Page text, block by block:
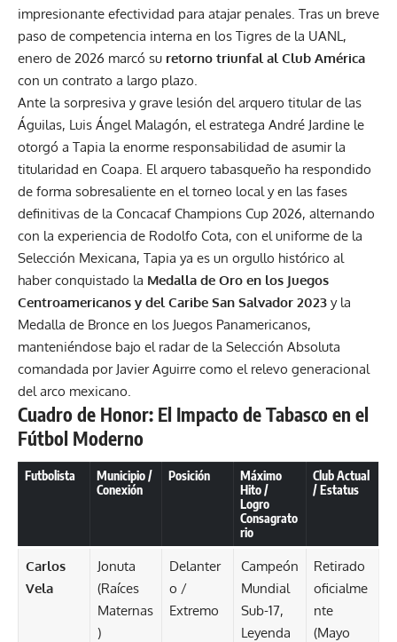
impresionante efectividad para atajar penales. Tras un breve
paso de competencia interna en los Tigres de la UANL,
enero de 2026 marcó su retorno triunfal al Club América
con un contrato a largo plazo.
Ante la sorpresiva y grave lesión del arquero titular de las
Águilas, Luis Ángel Malagón, el estratega André Jardine le
otorgó a Tapia la enorme responsabilidad de asumir la
titularidad en Coapa. El arquero tabasqueño ha respondido
de forma sobresaliente en el torneo local y en las fases
definitivas de la Concacaf Champions Cup 2026, alternando
con la experiencia de Rodolfo Cota, con el uniforme de la
Selección Mexicana, Tapia ya es un orgullo histórico al
haber conquistado la Medalla de Oro en los Juegos
Centroamericanos y del Caribe San Salvador 2023 y la
Medalla de Bronce en los Juegos Panamericanos,
manteniéndose bajo el radar de la Selección Absoluta
comandada por Javier Aguirre como el relevo generacional
del arco mexicano.
Cuadro de Honor: El Impacto de Tabasco en el
Fútbol Moderno
Futbolista
Municipio /
Conexión
Posición
Máximo
Hito /
Logro
Consagrato
rio
Club Actual
/ Estatus
Carlos
Vela
Jonuta
(Raíces
Maternas
)
Delanter
o /
Extremo
Campeón
Mundial
Sub-17,
Leyenda
Retirado
oficialme
nte
(Mayo